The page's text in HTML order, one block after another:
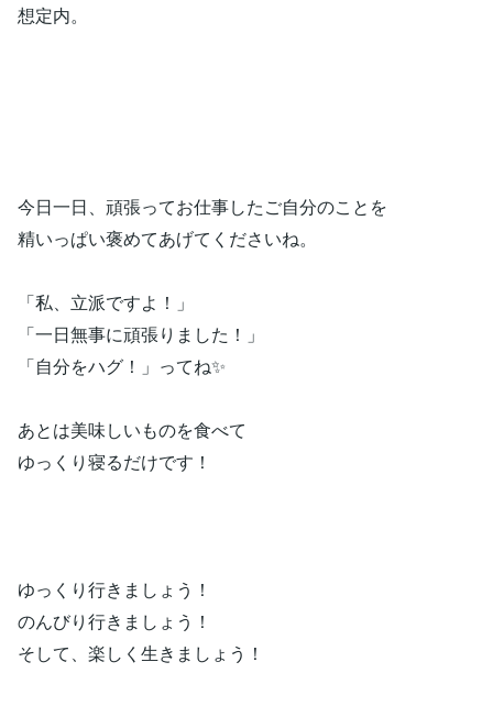
想定内。
今日一日、頑張ってお仕事したご自分のことを
精いっぱい褒めてあげてくださいね。
「私、立派ですよ！」
「一日無事に頑張りました！」
「自分をハグ！」ってね✨
あとは美味しいものを食べて
ゆっくり寝るだけです！
ゆっくり行きましょう！
のんびり行きましょう！
そして、楽しく生きましょう！